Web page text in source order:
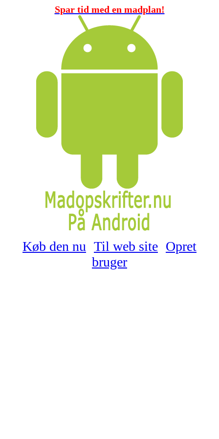
Spar tid med en madplan!
Køb den nu Til web site Opret
bruger